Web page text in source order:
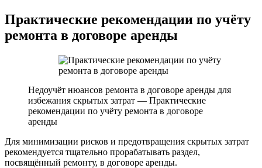
Практические рекомендации по учёту
ремонта в договоре аренды
Недоучёт нюансов ремонта в договоре аренды для
избежания скрытых затрат — Практические
рекомендации по учёту ремонта в договоре
аренды
Для минимизации рисков и предотвращения скрытых затрат
рекомендуется тщательно прорабатывать раздел,
посвящённый ремонту, в договоре аренды.